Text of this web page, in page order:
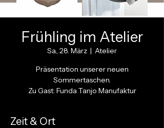
Frühling im Atelier
Sa., 28. März
  |
Atelier
Präsentation unserer neuen
Sommertaschen.
Zu Gast: Funda Tanjo Manufaktur
Zeit & Ort